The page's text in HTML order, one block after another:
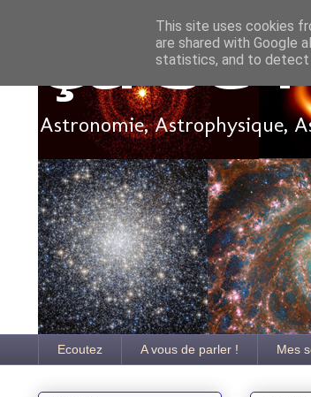
Ça se
Astronomie, Astrophysique,
Ecoutez A vous de parler ! Mes
This site uses cookies
are shared with Google
statistics, and to detect